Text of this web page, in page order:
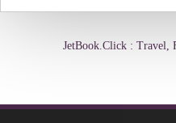
JetBook.Click : Travel,